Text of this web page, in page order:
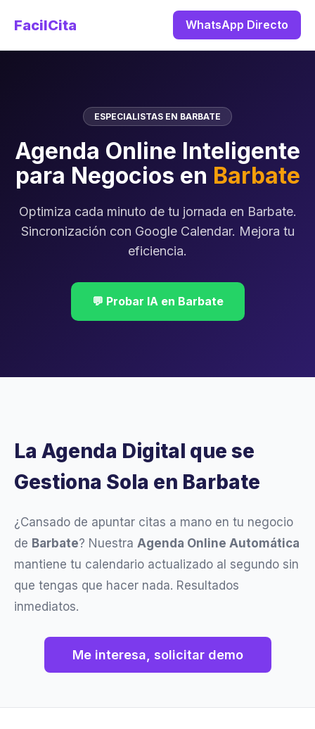
FacilCita WhatsApp Directo
ESPECIALISTAS EN BARBATE
Agenda Online Inteligente
para Negocios en Barbate
Optimiza cada minuto de tu jornada en Barbate.
Sincronización con Google Calendar. Mejora tu
eficiencia.
💬 Probar IA en Barbate
La Agenda Digital que se
Gestiona Sola en Barbate
¿Cansado de apuntar citas a mano en tu negocio
de Barbate? Nuestra Agenda Online Automática
mantiene tu calendario actualizado al segundo sin
que tengas que hacer nada. Resultados
inmediatos.
Me interesa, solicitar demo